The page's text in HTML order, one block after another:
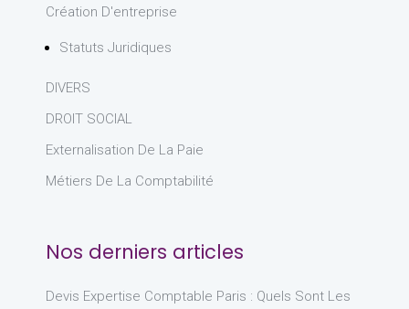
Création D'entreprise
Statuts Juridiques
DIVERS
DROIT SOCIAL
Externalisation De La Paie
Métiers De La Comptabilité
Nos derniers articles
Devis Expertise Comptable Paris : Quels Sont Les